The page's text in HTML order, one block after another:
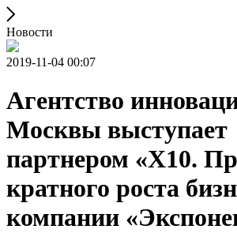
Новости
2019-11-04 00:07
Агентство
Москвы выступает
партнером «X10.
кратного роста
компании